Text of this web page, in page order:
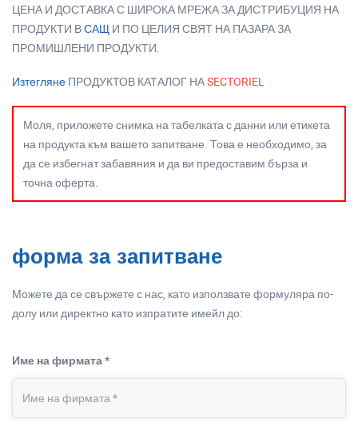
ЦЕНА И ДОСТАВКА С ШИРОКА МРЕЖА ЗА ДИСТРИБУЦИЯ НА
ПРОДУКТИ ВСАЩ И ПО ЦЕЛИЯ СВЯТ НА ПАЗАРА ЗА
ПРОМИШЛЕНИ ПРОДУКТИ.
Изтегляне ПРОДУКТОВ КАТАЛОГ НАSECTORIEL
Моля, приложете снимка на табелката с данни или етикета
на продукта към вашето запитване. Това е необходимо, за
да се избегнат забавяния и да ви предоставим бърза и
точна оферта.
форма за запитване
Можете да се свържете с нас, като използвате формуляра по-
долу или директно като изпратите имейл до:
Име на фирмата *